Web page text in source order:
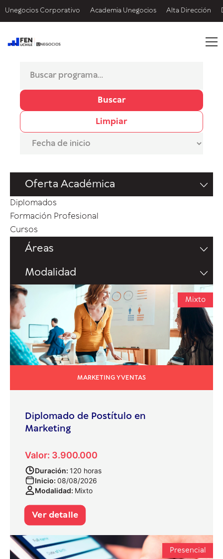
Unegocios Corporativo Academia Unegocios Alta Dirección
Buscar
Limpiar
Oferta Académica
Diplomados
Formación Profesional
Cursos
Áreas
Modalidad
Mixto
MARKETING Y VENTAS
Diplomado de Postítulo en
Marketing
Valor: 3.900.000
Duración: 120 horas
Inicio: 08/08/2026
Modalidad: Mixto
Ver detalle
Presencial